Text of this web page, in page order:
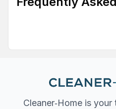
Cleaner‐Home is